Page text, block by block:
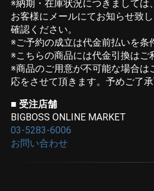
※納期・在庫状況につきましては
お客様にメールにてお知らせ致
確認ください。
※ご予約の成立は代金前払いを条
※こちらの商品には代金引換はご
※商品のご用意が不可能な場合は
応をさせて頂きます。予めご了承
■ 受注店舗
BIGBOSS ONLINE MARKET
03-5283-6006
お問い合わせ